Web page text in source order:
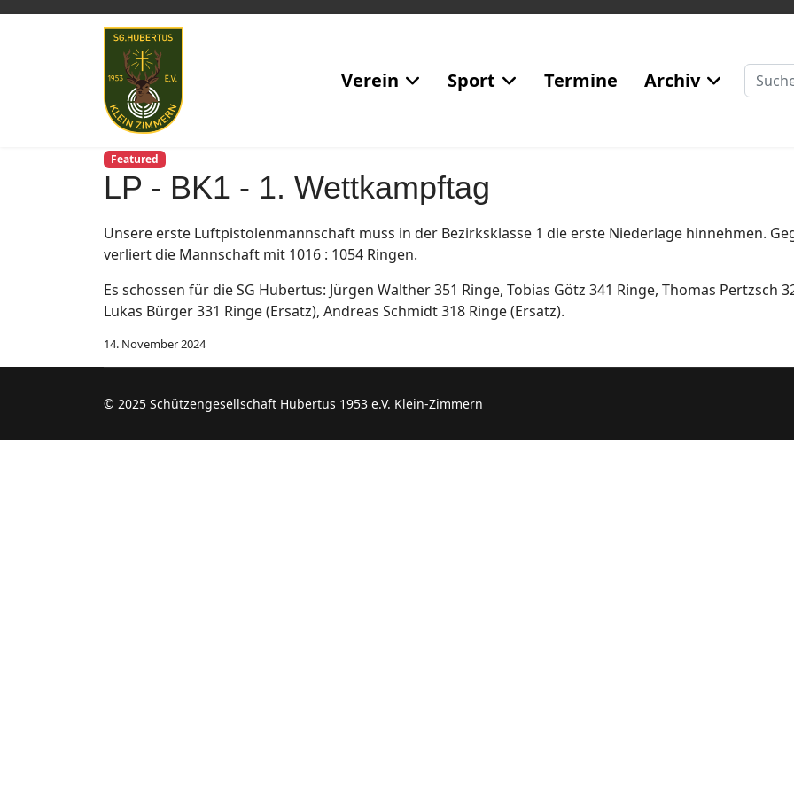
Verein Sport Termine Archiv Suchen
Featured
LP - BK1 - 1. Wettkampftag
Unsere erste Luftpistolenmannschaft muss in der Bezirksklasse 1 die erste Niederlage hinnehmen.
verliert die Mannschaft mit 1016 : 1054 Ringen.
Es schossen für die SG Hubertus: Jürgen Walther 351 Ringe, Tobias Götz 341 Ringe, Thomas Pertzsch
Lukas Bürger 331 Ringe (Ersatz), Andreas Schmidt 318 Ringe (Ersatz).
14. November 2024
© 2025 Schützengesellschaft Hubertus 1953 e.V. Klein-Zimmern